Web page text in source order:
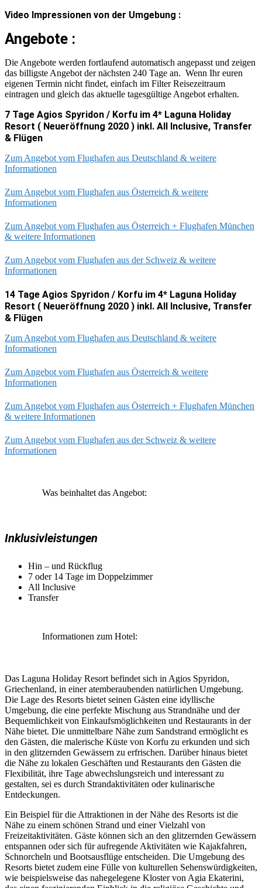
Video Impressionen von der Umgebung :
Angebote :
Die Angebote werden fortlaufend automatisch angepasst und zeigen
das billigste Angebot der nächsten 240 Tage an. Wenn Ihr euren
eigenen Termin nicht findet, einfach im Filter Reisezeitraum
eintragen und gleich das aktuelle tagesgültige Angebot erhalten.
7 Tage Agios Spyridon / Korfu im 4* Laguna Holiday
Resort ( Neueröffnung 2020 ) inkl. All Inclusive, Transfer
& Flügen
Zum Angebot vom Flughafen aus Deutschland & weitere
Informationen
Zum Angebot vom Flughafen aus Österreich & weitere
Informationen
Zum Angebot vom Flughafen aus Österreich + Flughafen München
& weitere Informationen
Zum Angebot vom Flughafen aus der Schweiz & weitere
Informationen
14 Tage Agios Spyridon / Korfu im 4* Laguna Holiday
Resort ( Neueröffnung 2020 ) inkl. All Inclusive, Transfer
& Flügen
Zum Angebot vom Flughafen aus Deutschland & weitere
Informationen
Zum Angebot vom Flughafen aus Österreich & weitere
Informationen
Zum Angebot vom Flughafen aus Österreich + Flughafen München
& weitere Informationen
Zum Angebot vom Flughafen aus der Schweiz & weitere
Informationen
Was beinhaltet das Angebot:
Inklusivleistungen
Hin – und Rückflug
7 oder 14 Tage im Doppelzimmer
All Inclusive
Transfer
Informationen zum Hotel:
Das Laguna Holiday Resort befindet sich in Agios Spyridon,
Griechenland, in einer atemberaubenden natürlichen Umgebung.
Die Lage des Resorts bietet seinen Gästen eine idyllische
Umgebung, die eine perfekte Mischung aus Strandnähe und der
Bequemlichkeit von Einkaufsmöglichkeiten und Restaurants in der
Nähe bietet. Die unmittelbare Nähe zum Sandstrand ermöglicht es
den Gästen, die malerische Küste von Korfu zu erkunden und sich
in den glitzernden Gewässern zu erfrischen. Darüber hinaus bietet
die Nähe zu lokalen Geschäften und Restaurants den Gästen die
Flexibilität, ihre Tage abwechslungsreich und interessant zu
gestalten, sei es durch Strandaktivitäten oder kulinarische
Entdeckungen.
Ein Beispiel für die Attraktionen in der Nähe des Resorts ist die
Nähe zu einem schönen Strand und einer Vielzahl von
Freizeitaktivitäten. Gäste können sich an den glitzernden Gewässern
entspannen oder sich für aufregende Aktivitäten wie Kajakfahren,
Schnorcheln und Bootsausflüge entscheiden. Die Umgebung des
Resorts bietet zudem eine Fülle von kulturellen Sehenswürdigkeiten,
wie beispielsweise das nahegelegene Kloster von Agia Ekaterini,